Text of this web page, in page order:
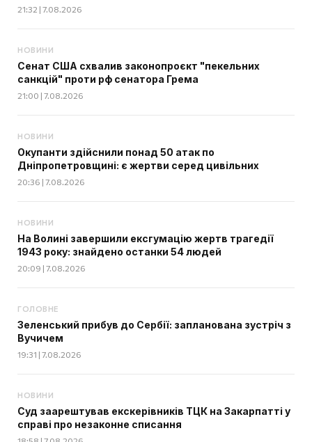
21:32 | 7.08.2026
НОВИНИ
Сенат США схвалив законопроєкт "пекельних
санкцій" проти рф сенатора Грема
21:00 | 7.08.2026
НОВИНИ
Окупанти здійснили понад 50 атак по
Дніпропетровщині: є жертви серед цивільних
20:36 | 7.08.2026
НОВИНИ
На Волині завершили ексгумацію жертв трагедії
1943 року: знайдено останки 54 людей
20:09 | 7.08.2026
ГОЛОВНЕ
Зеленський прибув до Сербії: запланована зустріч з
Вучичем
19:31 | 7.08.2026
НОВИНИ
Суд заарештував екскерівників ТЦК на Закарпатті у
справі про незаконне списання